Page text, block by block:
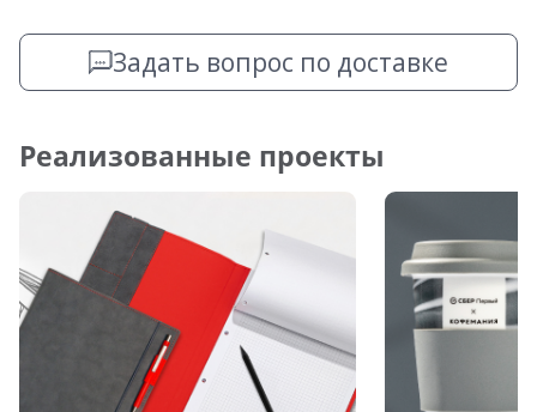
Задать вопрос по доставке
Реализованные проекты